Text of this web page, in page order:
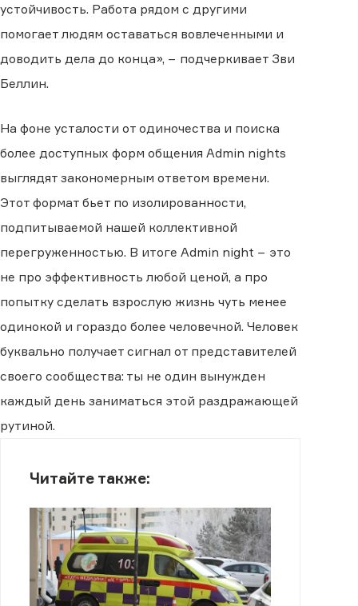
устойчивость. Работа рядом с другими
помогает людям оставаться вовлеченными и
доводить дела до конца», − подчеркивает Зви
Беллин.
На фоне усталости от одиночества и поиска
более доступных форм общения Admin nights
выглядят закономерным ответом времени.
Этот формат бьет по изолированности,
подпитываемой нашей коллективной
перегруженностью. В итоге Admin night − это
не про эффективность любой ценой, а про
попытку сделать взрослую жизнь чуть менее
одинокой и гораздо более человечной. Человек
буквально получает сигнал от представителей
своего сообщества: ты не один вынужден
каждый день заниматься этой раздражающей
рутиной.
Читайте также: